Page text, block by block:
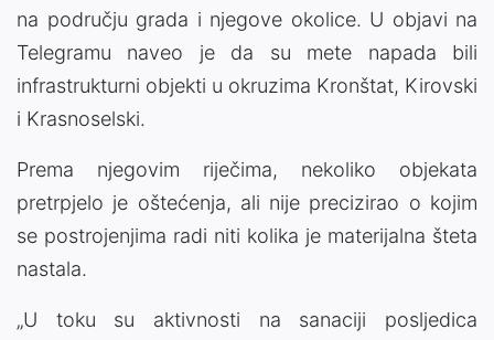
na području grada i njegove okolice. U objavi na
Telegramu naveo je da su mete napada bili
infrastrukturni objekti u okruzima Kronštat, Kirovski
i Krasnoselski.
Prema njegovim riječima, nekoliko objekata
pretrpjelo je oštećenja, ali nije precizirao o kojim
se postrojenjima radi niti kolika je materijalna šteta
nastala.
„U toku su aktivnosti na sanaciji posljedica